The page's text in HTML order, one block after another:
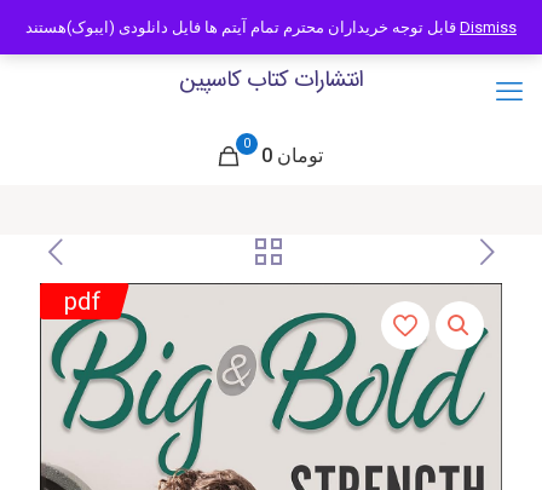
09121466294 info@caspianbook.com
انتشارات کتاب کاسپین
0
0 تومان
pdf
Dismiss